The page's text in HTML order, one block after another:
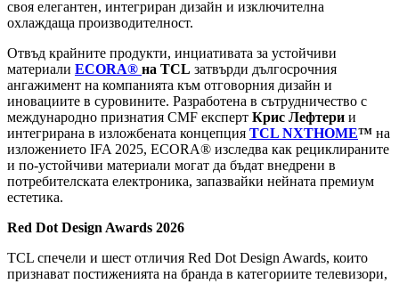
своя елегантен, интегриран дизайн и изключителна
охлаждаща производителност.
Отвъд крайните продукти, инциативата за устойчиви
материали ECORA® на TCL затвърди дългосрочния
ангажимент на компанията към отговорния дизайн и
иновациите в суровините. Разработена в сътрудничество с
международно признатия CMF експерт Крис Лефтери и
интегрирана в изложбената концепция TCL NXTHOME™ на
изложението IFA 2025, ECORA® изследва как рециклираните
и по-устойчиви материали могат да бъдат внедрени в
потребителската електроника, запазвайки нейната премиум
естетика.
Red Dot Design Awards 2026
TCL спечели и шест отличия Red Dot Design Awards, които
признават постиженията на бранда в категориите телевизори,